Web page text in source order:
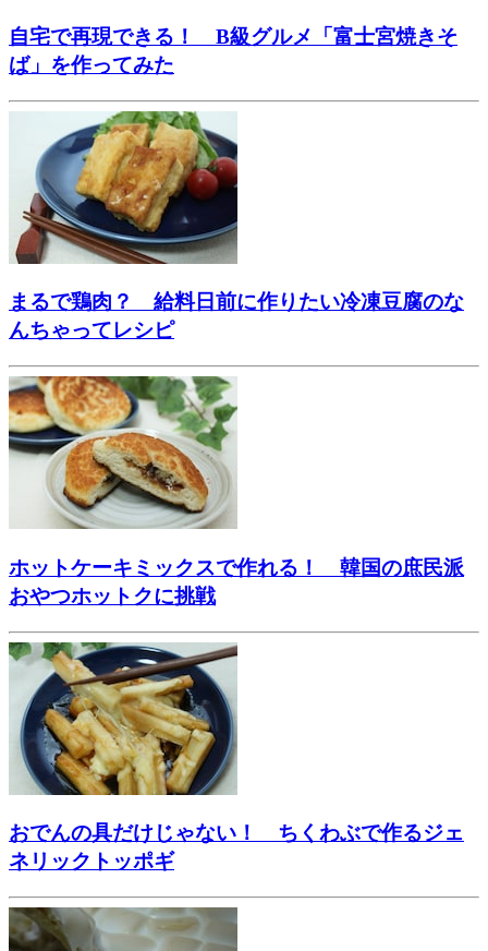
自宅で再現できる！ B級グルメ「富士宮焼きそ
ば」を作ってみた
まるで鶏肉？ 給料日前に作りたい冷凍豆腐のな
んちゃってレシピ
ホットケーキミックスで作れる！ 韓国の庶民派
おやつホットクに挑戦
おでんの具だけじゃない！ ちくわぶで作るジェ
ネリックトッポギ